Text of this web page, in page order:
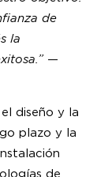
de
la
—
diseño y la
plazo y la
de